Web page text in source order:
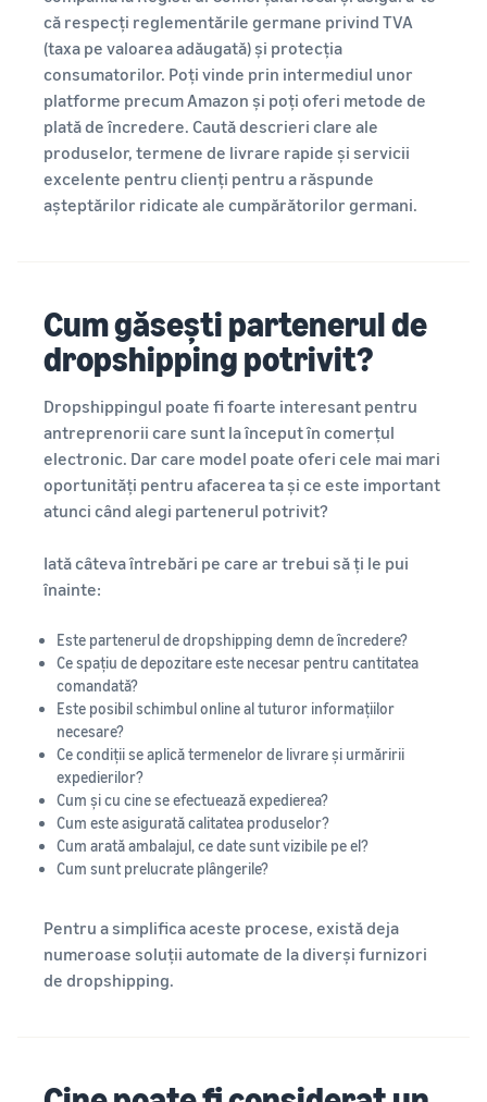
că respecți reglementările germane privind TVA
(taxa pe valoarea adăugată) și protecția
consumatorilor. Poți vinde prin intermediul unor
platforme precum Amazon și poți oferi metode de
plată de încredere. Caută descrieri clare ale
produselor, termene de livrare rapide și servicii
excelente pentru clienți pentru a răspunde
așteptărilor ridicate ale cumpărătorilor germani.
Cum găsești partenerul de
dropshipping potrivit?
Dropshippingul poate fi foarte interesant pentru
antreprenorii care sunt la început în comerțul
electronic. Dar care model poate oferi cele mai mari
oportunități pentru afacerea ta și ce este important
atunci când alegi partenerul potrivit?
Iată câteva întrebări pe care ar trebui să ți le pui
înainte:
Este partenerul de dropshipping demn de încredere?
Ce spațiu de depozitare este necesar pentru cantitatea
comandată?
Este posibil schimbul online al tuturor informațiilor
necesare?
Ce condiții se aplică termenelor de livrare și urmăririi
expedierilor?
Cum și cu cine se efectuează expedierea?
Cum este asigurată calitatea produselor?
Cum arată ambalajul, ce date sunt vizibile pe el?
Cum sunt prelucrate plângerile?
Pentru a simplifica aceste procese, există deja
numeroase soluții automate de la diverși furnizori
de dropshipping.